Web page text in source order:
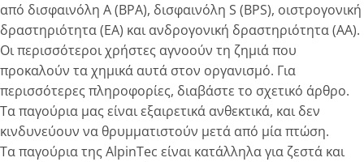
από δισφαινόλη Α (BPA), δισφαινόλη S (BPS), οιστρογονική
δραστηριότητα (ΕΑ) και ανδρογονική δραστηριότητα (ΑΑ).
Οι περισσότεροι χρήστες αγνοούν τη ζημιά που
προκαλούν τα χημικά αυτά στον οργανισμό. Για
περισσότερες πληροφορίες, διαβάστε το σχετικό άρθρο.
Τα παγούρια μας είναι εξαιρετικά ανθεκτικά, και δεν
κινδυνεύουν να θρυμματιστούν μετά από μία πτώση.
Τα παγούρια της ΑlpinTec είναι κατάλληλα για ζεστά και